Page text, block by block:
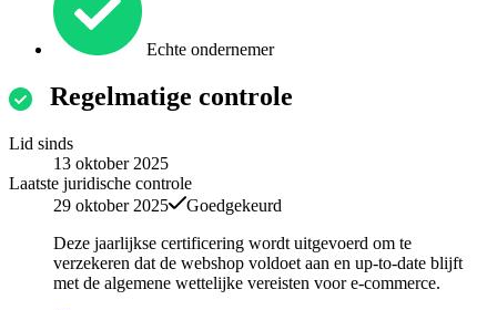
Echte ondernemer
Regelmatige controle
Lid sinds
13 oktober 2025
Laatste juridische controle
29 oktober 2025
Goedgekeurd
Deze jaarlijkse certificering wordt uitgevoerd om te
verzekeren dat de webshop voldoet aan en up-to-date blijft
met de algemene wettelijke vereisten voor e-commerce.